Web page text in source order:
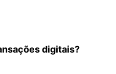
digitais?